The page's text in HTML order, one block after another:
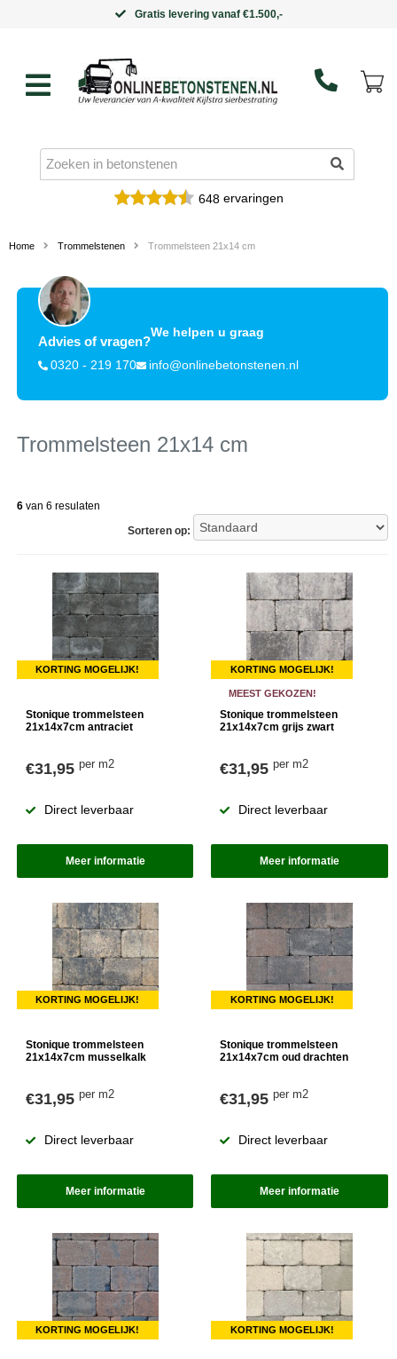
648ervaringen
Home Trommelstenen Trommelsteen 21x14 cm
Advies of vragen?
We helpen u graag
0320 - 219 170 info@onlinebetonstenen.nl
Trommelsteen 21x14 cm
6van 6 resulaten
Sorteren op:
KORTING MOGELIJK!
Stonique trommelsteen
21x14x7cm antraciet
€31,95 per m2
Direct leverbaar
Meer informatie
KORTING MOGELIJK!
MEEST GEKOZEN!
Stonique trommelsteen
21x14x7cm grijs zwart
€31,95per m2
Direct leverbaar
Meer informatie
KORTING MOGELIJK!
Stonique trommelsteen
21x14x7cm musselkalk
€31,95 per m2
Direct leverbaar
Meer informatie
KORTING MOGELIJK!
Stonique trommelsteen
21x14x7cm oud drachten
€31,95per m2
Direct leverbaar
Meer informatie
KORTING MOGELIJK! KORTING MOGELIJK!